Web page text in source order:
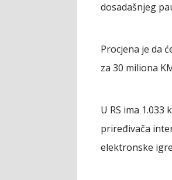
dosadašnjeg
Procjena je da
za 30 miliona
U RS ima
priređivača
elektronske